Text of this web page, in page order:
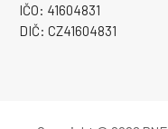
IČO: 41604831
DIČ: CZ41604831